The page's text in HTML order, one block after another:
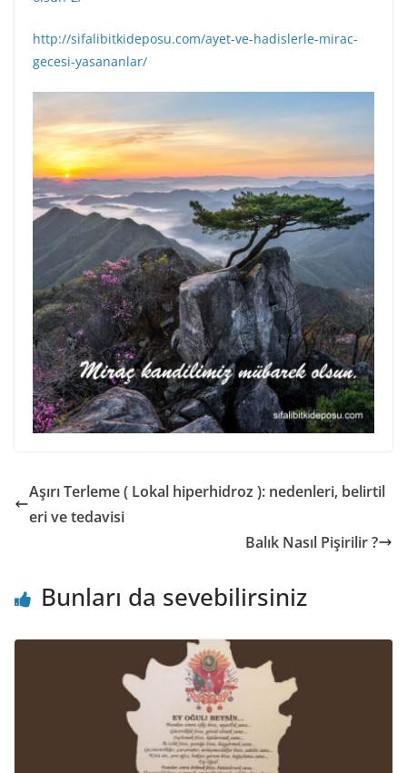
http://sifalibitkideposu.com/ayet-ve-hadislerle-mirac-
gecesi-yasananlar/
Aşırı Terleme ( Lokal hiperhidroz ): nedenleri, belirtil
eri ve tedavisi
Balık Nasıl Pişirilir ?
Bunları da sevebilirsiniz